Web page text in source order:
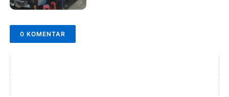
0 KOMENTAR